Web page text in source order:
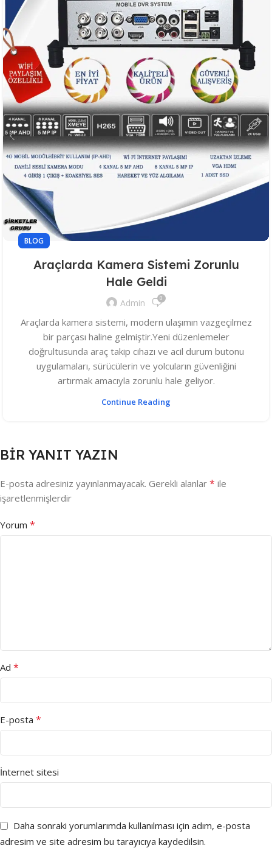
BLOG
Araçlarda Kamera Sistemi Zorunlu
Hale Geldi
Admin 0
Araçlarda kamera sistemi, modern ulaşımın vazgeçilmez
bir parçası haline gelmiştir.Yeni düzenlemeler
doğrultusunda araç takip cihazı ve acil durum butonu
uygulamaları, sürücülerin ve yolcuların güvenliğini
artırmak amacıyla zorunlu hale geliyor.
Continue Reading
BIR YANIT YAZIN
E-posta adresiniz yayınlanmayacak. Gerekli alanlar * ile
işaretlenmişlerdir
Yorum *
Ad *
E-posta *
İnternet sitesi
Daha sonraki yorumlarımda kullanılması için adım, e-posta
adresim ve site adresim bu tarayıcıya kaydedilsin.